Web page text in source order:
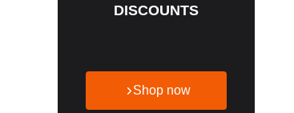
DISCOUNTS
Shop now